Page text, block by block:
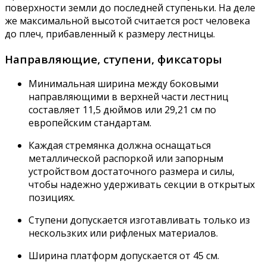
поверхности земли до последней ступеньки. На деле
же максимальной высотой считается рост человека
до плеч, прибавленный к размеру лестницы.
Направляющие, ступени, фиксаторы
Минимальная ширина между боковыми
направляющими в верхней части лестниц
составляет 11,5 дюймов или 29,21 см по
европейским стандартам.
Каждая стремянка должна оснащаться
металлической распоркой или запорным
устройством достаточного размера и силы,
чтобы надежно удерживать секции в открытых
позициях.
Ступени допускается изготавливать только из
нескользких или рифленых материалов.
Ширина платформ допускается от 45 см.